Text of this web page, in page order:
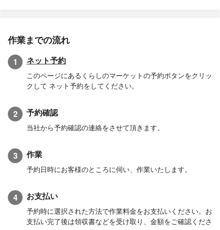
作業までの流れ
1 ネット予約
このページにあるくらしのマーケットの予約ボタンをクリッ
クして ネット予約をしてください。
2 予約確認
当社から予約確認の連絡をさせて頂きます。
3 作業
予約日時にお客様のところに伺い、作業いたします。
4 お支払い
予約時に選択された方法で作業料金をお支払いください。お
支払い完了後は領収書などを受け取り、金額をご確認くださ